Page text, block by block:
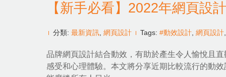
【新手必看】2022年網頁設
分類: 最新資訊 網頁設計 Tags: #動效設計 網頁設計
品牌網頁設計結合動效，有助於產生令人愉悅且
感受和心理體驗。本文將分享近期比較流行的動效